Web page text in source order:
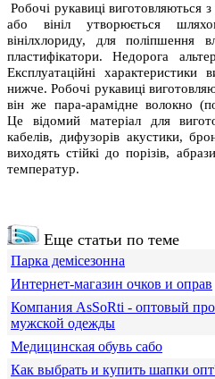
Робочі рукавиці виготовляються
або вініл утворюється
вінілхлориду, для поліпшення
пластифікатори. Недорога
Експлуатаційні характеристики
нижче. Робочі рукавиці
він же пара-арамідне волокно
Це відомий матеріал для
кабелів, дифузорів акустики,
виходять стійкі до порізів,
температур.
Еще статьи по теме
Парка демісезонна
Интернет-магазин очков и оправ
Компания АsSoRti - оптовый
мужской одежды
Медицинская обувь сабо
Как выбрать и купить шапки